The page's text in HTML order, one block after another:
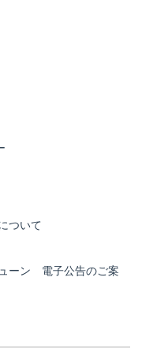
ついて
ーン 電子公告のご案